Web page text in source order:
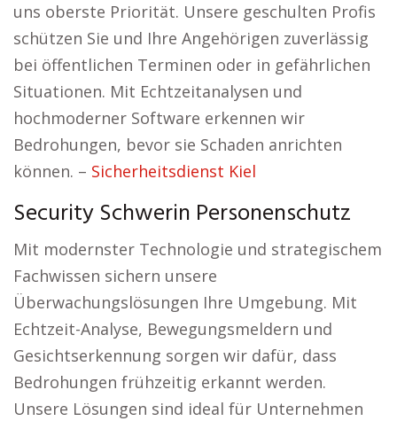
uns oberste Priorität. Unsere geschulten Profis
schützen Sie und Ihre Angehörigen zuverlässig
bei öffentlichen Terminen oder in gefährlichen
Situationen. Mit Echtzeitanalysen und
hochmoderner Software erkennen wir
Bedrohungen, bevor sie Schaden anrichten
können. – Sicherheitsdienst Kiel
Security Schwerin Personenschutz
Mit modernster Technologie und strategischem
Fachwissen sichern unsere
Überwachungslösungen Ihre Umgebung. Mit
Echtzeit-Analyse, Bewegungsmeldern und
Gesichtserkennung sorgen wir dafür, dass
Bedrohungen frühzeitig erkannt werden.
Unsere Lösungen sind ideal für Unternehmen